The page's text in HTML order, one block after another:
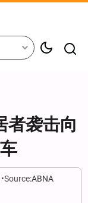
者袭击向
Source:ABNA